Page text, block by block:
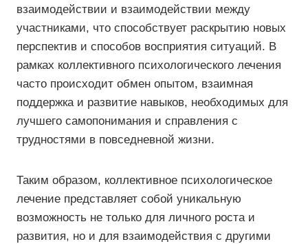
взаимодействии и взаимодействии между
участниками, что способствует раскрытию новых
перспектив и способов восприятия ситуаций. В
рамках коллективного психологического лечения
часто происходит обмен опытом, взаимная
поддержка и развитие навыков, необходимых для
лучшего самопонимания и справления с
трудностями в повседневной жизни.
Таким образом, коллективное психологическое
лечение представляет собой уникальную
возможность не только для личного роста и
развития, но и для взаимодействия с другими